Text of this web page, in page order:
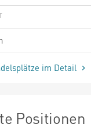
im Detail
Positionen